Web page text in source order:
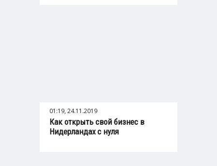
01:19, 24.11.2019
Как открыть свой бизнес в
Нидерландах с нуля